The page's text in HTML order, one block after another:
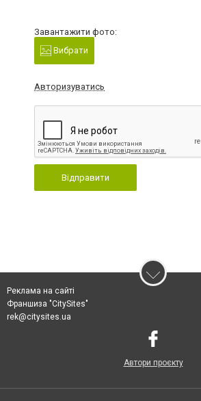
Завантажити фото:
Вибрати
Авторизуватись
Відправити
Реклама на сайті
Франшиза "CitySites"
rek@citysites.ua
Автори проєкту